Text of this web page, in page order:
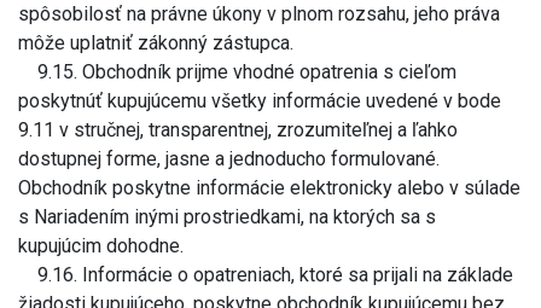
spôsobilosť na právne úkony v plnom rozsahu, jeho práva
môže uplatniť zákonný zástupca.
9.15. Obchodník prijme vhodné opatrenia s cieľom
poskytnúť kupujúcemu všetky informácie uvedené v bode
9.11 v stručnej, transparentnej, zrozumiteľnej a ľahko
dostupnej forme, jasne a jednoducho formulované.
Obchodník poskytne informácie elektronicky alebo v súlade
s Nariadením inými prostriedkami, na ktorých sa s
kupujúcim dohodne.
9.16. Informácie o opatreniach, ktoré sa prijali na základe